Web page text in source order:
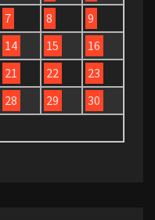
7 8
9
14 15
16
21 22
23
28 29
30